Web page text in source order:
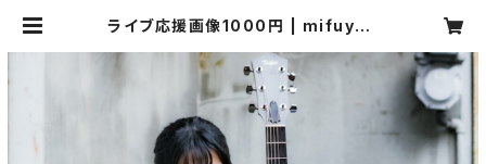
ライブ応援画像1000円 | mifuyuli